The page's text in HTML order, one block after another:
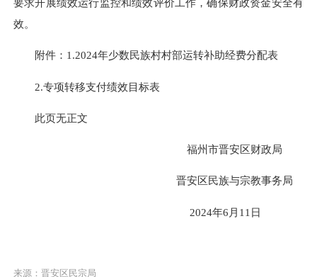
要求开展绩效运行监控和绩效评价工作，确保财政资金安全有
效。
附件：1.2024年少数民族村村部运转补助经费分配表
2.专项转移支付绩效目标表
此页无正文
福州市晋安区财政局
晋安区民族与宗教事务局
2024年6月11日
来源：晋安区民宗局